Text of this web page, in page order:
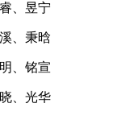
、昱宁
、秉晗
、铭宣
、光华